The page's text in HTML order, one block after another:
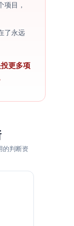
目，
了永远
更多项
的判断资